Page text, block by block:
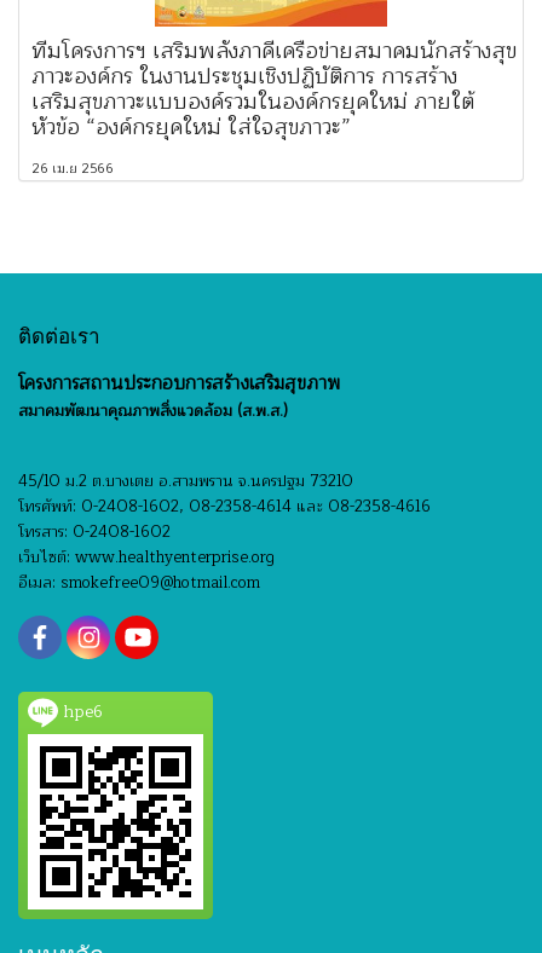
ทีมโครงการฯ เสริมพลังภาคีเครือข่ายสมาคมนักสร้างสุข
ภาวะองค์กร ในงานประชุมเชิงปฏิบัติการ การสร้าง
เสริมสุขภาวะแบบองค์รวมในองค์กรยุคใหม่ ภายใต้
หัวข้อ “องค์กรยุคใหม่ ใส่ใจสุขภาวะ”
26 เม.ย 2566
ติดต่อเรา
โครงการสถานประกอบการสร้างเสริมสุขภาพ
สมาคมพัฒนาคุณภาพสิ่งแวดล้อม (ส.พ.ส.)
45/10 ม.2 ต.บางเตย อ.สามพราน จ.นครปฐม 73210
โทรศัพท์: 0-2408-1602, 08-2358-4614 และ 08-2358-4616
โทรสาร: 0-2408-1602
เว็บไซต์: www.healthyenterprise.org
อีเมล: smokefree09@hotmail.com
hpe6